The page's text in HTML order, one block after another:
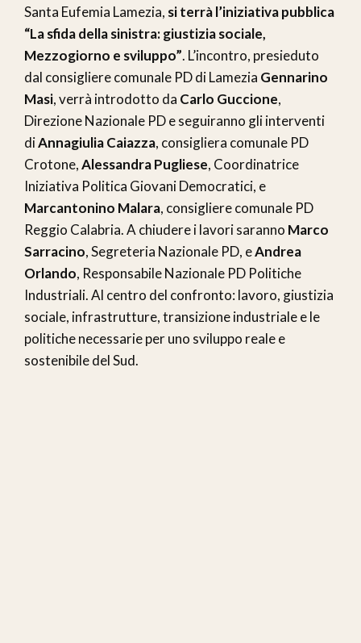
Santa Eufemia Lamezia, si terrà l’iniziativa pubblica
“La sfida della sinistra: giustizia sociale,
Mezzogiorno e sviluppo”. L’incontro, presieduto
dal consigliere comunale PD di Lamezia Gennarino
Masi, verrà introdotto da Carlo Guccione,
Direzione Nazionale PD e seguiranno gli interventi
diAnnagiulia Caiazza, consigliera comunale PD
Crotone,Alessandra Pugliese, Coordinatrice
Iniziativa Politica Giovani Democratici, e
Marcantonino Malara, consigliere comunale PD
Reggio Calabria. A chiudere i lavori saranno Marco
Sarracino, Segreteria Nazionale PD, eAndrea
Orlando, Responsabile Nazionale PD Politiche
Industriali. Al centro del confronto: lavoro, giustizia
sociale, infrastrutture, transizione industriale e le
politiche necessarie per uno sviluppo reale e
sostenibile del Sud.